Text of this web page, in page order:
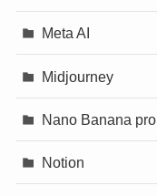
Meta AI
Midjourney
Nano Banana pro
Notion